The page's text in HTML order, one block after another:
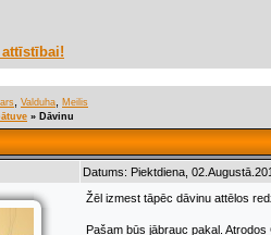
Valduha
Meilis
» Dāvinu
Datums: Piektdiena,
Žēl izmest tāpēc dāvinu attēlos
Pašam būs jābrauc pakaļ. Atrodos